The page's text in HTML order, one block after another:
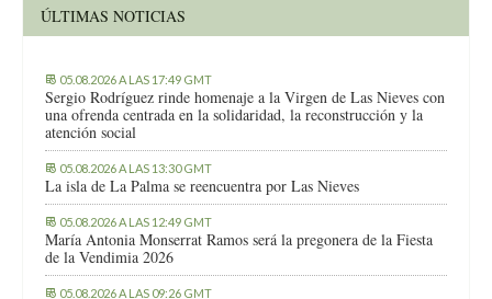
ÚLTIMAS NOTICIAS
05.08.2026 A LAS 17:49 GMT
Sergio Rodríguez rinde homenaje a la Virgen de Las Nieves con
una ofrenda centrada en la solidaridad, la reconstrucción y la
atención social
05.08.2026 A LAS 13:30 GMT
La isla de La Palma se reencuentra por Las Nieves
05.08.2026 A LAS 12:49 GMT
María Antonia Monserrat Ramos será la pregonera de la Fiesta
de la Vendimia 2026
05.08.2026 A LAS 09:26 GMT